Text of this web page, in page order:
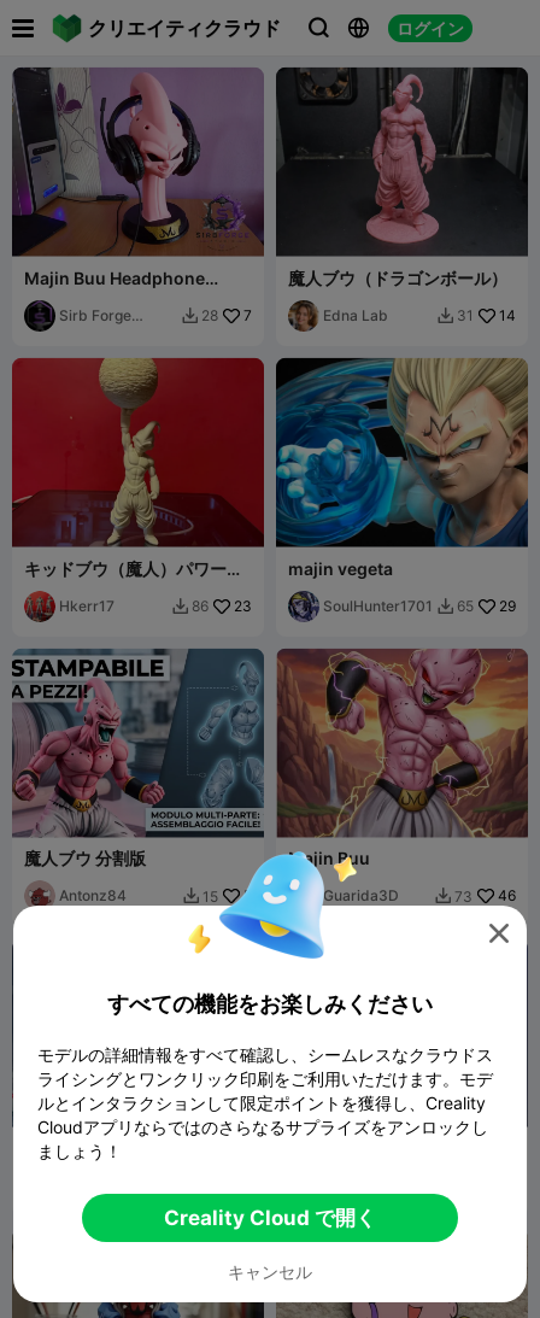
クリエイティクラウド   ログイン
 
Majin Buu Headphone
Stand
Sirb Forge
 28 7
魔人ブウ（ドラゴンボール）
Edna Lab  31 14
キッドブウ（魔人）パワーア
ップ攻撃
Hkerr17  86 23
majin vegeta
SoulHunter1701  65 29
魔人ブウ 分割版
Antonz84  15 5
Majin Buu
Guarida3D  73 46
マジンベジータ Hueforge -
ドラゴンボールZ
4918410052

すべての機能をお楽しみください
モデルの詳細情報をすべて確認し、シームレスなクラウドス
ライシングとワンクリック印刷をご利用いただけます。モデ
ルとインタラクションして限定ポイントを獲得し、Creality
Cloudアプリならではのさらなるサプライズをアンロックし
ましょう！
Creality Cloud で開く
キャンセル